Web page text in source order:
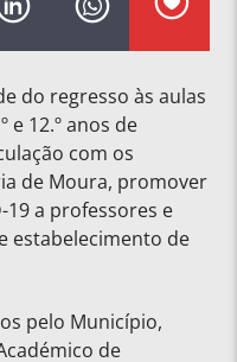
do regresso às aulas
e 12.º anos de
com os
de Moura, promover
19 a professores e
estabelecimento de
pelo Município,
de